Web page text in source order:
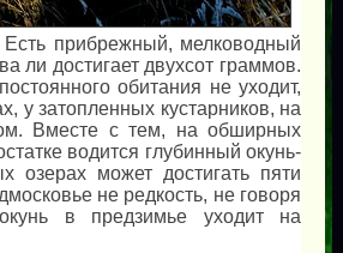
Есть прибрежный, мелководный
ли достигает двухсот граммов.
обитания не уходит,
у затопленных кустарников, на
Вместе с тем, на обширных
водится глубинный окунь-
озерах может достигать пяти
не редкость, не говоря
в предзимье уходит на